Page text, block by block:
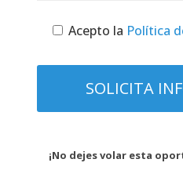
Acepto la Política
¡No dejes volar esta